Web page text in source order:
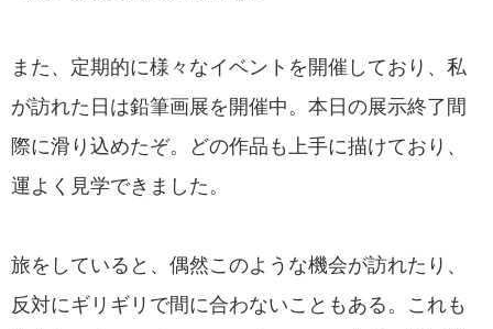
また、定期的に様々なイベントを開催しており、私
が訪れた日は鉛筆画展を開催中。本日の展示終了間
際に滑り込めたぞ。どの作品も上手に描けており、
運よく見学できました。
旅をしていると、偶然このような機会が訪れたり、
反対にギリギリで間に合わないこともある。これも